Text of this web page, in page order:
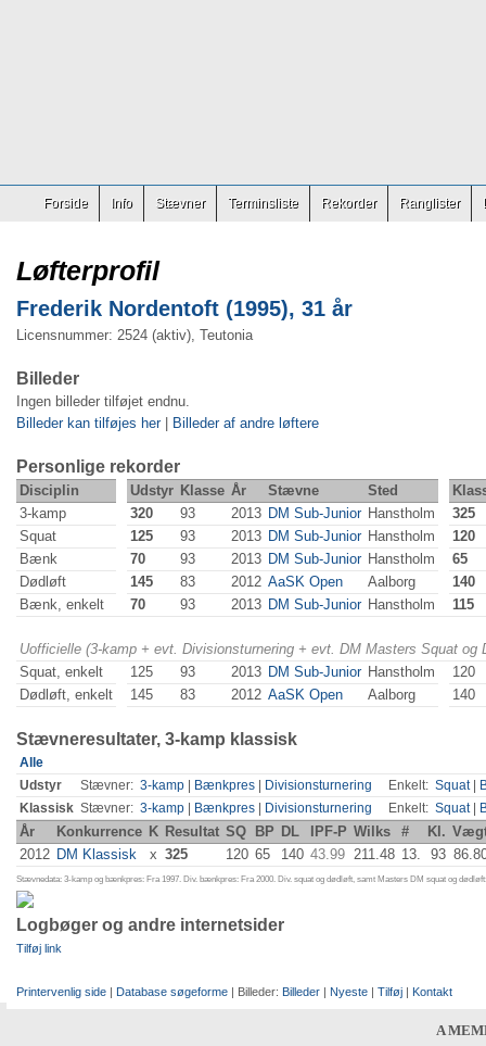
Forside Info Stævner Terminsliste Rekorder Ranglister
Løfterprofil
Frederik Nordentoft (1995), 31 år
Licensnummer: 2524 (aktiv), Teutonia
Billeder
Ingen billeder tilføjet endnu.
Billeder kan tilføjes her| Billeder af andre løftere
Personlige rekorder
Disciplin Udstyr Klasse År Stævne Sted
3-kamp
320 93 2013 DM Sub-Junior Hanstholm
325
Squat
125 93 2013 DM Sub-Junior Hanstholm
120
Bænk
70 93 2013 DM Sub-Junior Hanstholm
65
Dødløft
145 83 2012 AaSK Open Aalborg
140
Bænk, enkelt
70 93 2013 DM Sub-Junior Hanstholm 115
Uofficielle (3-kamp + evt. Divisionsturnering + evt. DM Masters Squat
Squat, enkelt
125 93 2013 DM Sub-Junior Hanstholm
120
Dødløft, enkelt
145 83 2012 AaSK Open Aalborg 140
Stævneresultater, 3-kamp klassisk
Alle
Udstyr
Stævner: 3-kamp Bænkpres Divisionsturnering Enkelt: Squat|
Klassisk Stævner: 3-kamp Bænkpres Divisionsturnering Enkelt: Squat|
År Konkurrence K Resultat SQ BP DL IPF-P Wilks # Kl.
2012 DM Klassisk x 325 120 65 140 43.99 211.48 13. 93
Stævnedata: 3-kamp og bænkpres: Fra 1997. Div. bænkpres: Fra 2000. Div. squat og dødløft, samt Masters DM squat og
Logbøger og andre internetsider
Tilføj link
Printervenlig side | Database søgeforme | Billeder: Billeder | Nyeste | Tilføj | Kontakt
A